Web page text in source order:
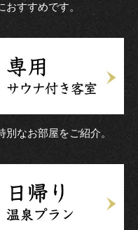
すすめです。
なお部屋をご紹介。